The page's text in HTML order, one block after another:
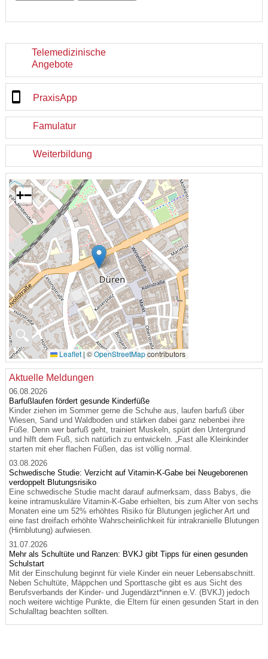
Telemedizinische
Angebote
PraxisApp
Famulatur
Weiterbildung
🔍
+−
Leaflet|©OpenStreetMapcontributors
Aktuelle Meldungen
06.08.2026
Barfußlaufen fördert gesunde Kinderfüße
Kinder ziehen im Sommer gerne die Schuhe aus, laufen barfuß über
Wiesen, Sand und Waldboden und stärken dabei ganz nebenbei ihre
Füße. Denn wer barfuß geht, trainiert Muskeln, spürt den Untergrund
und hilft dem Fuß, sich natürlich zu entwickeln. „Fast alle Kleinkinder
starten mit eher flachen Füßen, das ist völlig normal.
03.08.2026
Schwedische Studie: Verzicht auf Vitamin-K-Gabe bei Neugeborenen
verdoppelt Blutungsrisiko
Eine schwedische Studie macht darauf aufmerksam, dass Babys, die
keine intramuskuläre Vitamin-K-Gabe erhielten, bis zum Alter von sechs
Monaten eine um 52% erhöhtes Risiko für Blutungen jeglicher Art und
eine fast dreifach erhöhte Wahrscheinlichkeit für intrakranielle Blutungen
(Hirnblutung) aufwiesen.
31.07.2026
Mehr als Schultüte und Ranzen: BVKJ gibt Tipps für einen gesunden
Schulstart
Mit der Einschulung beginnt für viele Kinder ein neuer Lebensabschnitt.
Neben Schultüte, Mäppchen und Sporttasche gibt es aus Sicht des
Berufsverbands der Kinder- und Jugendärzt*innen e.V. (BVKJ) jedoch
noch weitere wichtige Punkte, die Eltern für einen gesunden Start in den
Schulalltag beachten sollten.